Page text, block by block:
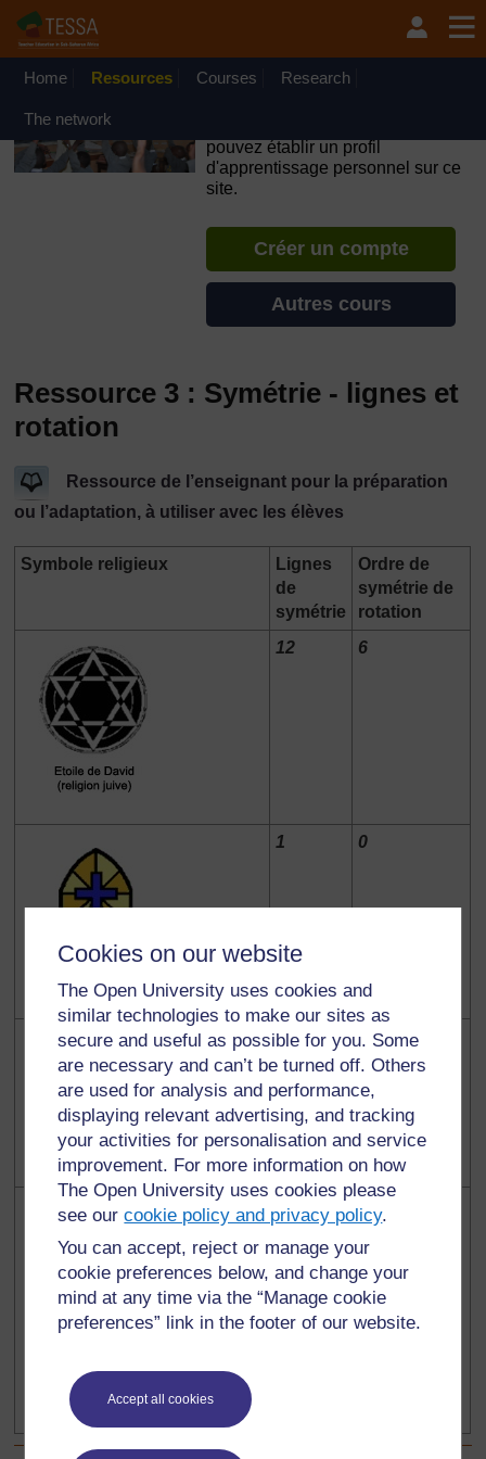
Cookies on our website
The Open University uses cookies and
similar technologies to make our sites as
secure and useful as possible for you. Some
are necessary and can’t be turned off. Others
are used for analysis and performance,
displaying relevant advertising, and tracking
your activities for personalisation and service
improvement. For more information on how
The Open University uses cookies please
see ourcookie policy and privacy policy.
You can accept, reject or manage your
cookie preferences below, and change your
mind at any time via the “Manage cookie
preferences” link in the footer of our website.
Accept all cookies
Passer au contenu principal
OpenLearn Create will be unavailable on Wednesday 12
August 2026 from 8am to 10.30am (GMT) due to routine
Home Resources Courses Research
The network
pouvez établir un profil
d'apprentissage personnel sur ce
site.
Créer un compte
Autres cours
Ressource 3 : Symétrie - lignes et
rotation
Ressource de l’enseignant pour la préparation
ou l’adaptation, à utiliser avec les élèves
Symbole religieux
Lignes
de
symétrie
Ordre de
symétrie de
rotation
12
6
1 0
1 0
16 8